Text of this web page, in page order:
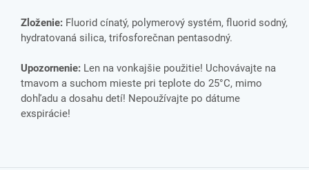
Zloženie: Fluorid cínatý, polymerový systém, fluorid sodný,
hydratovaná silica, trifosforečnan pentasodný.
Upozornenie: Len na vonkajšie použitie! Uchovávajte na
tmavom a suchom mieste pri teplote do 25°C, mimo
dohľadu a dosahu detí! Nepoužívajte po dátume
exspirácie!